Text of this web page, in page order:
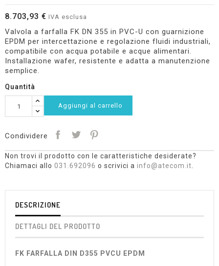
8.703,93 € IVA esclusa
Valvola a farfalla FK DN 355 in PVC-U con guarnizione
EPDM per intercettazione e regolazione fluidi industriali,
compatibile con acqua potabile e acque alimentari.
Installazione wafer, resistente e adatta a manutenzione
semplice.
Quantità
Aggiungi al carrello
Condividere
Non trovi il prodotto con le caratteristiche desiderate?
Chiamaci allo 031.692096 o scrivici a info@atecom.it
DESCRIZIONE
DETTAGLI DEL PRODOTTO
FK FARFALLA DIN D355 PVCU EPDM